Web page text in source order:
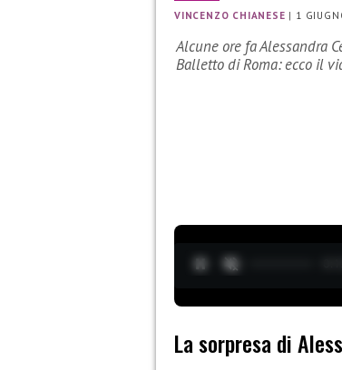
VINCENZO CHIANESE | 1
Alcune ore fa Alessandra
Balletto di Roma: ecco il
La sorpresa di